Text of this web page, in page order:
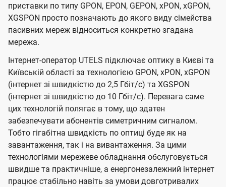
приставки по типу GPON, EPON, GEPON, xPON, xGPON,
XGSPON просто позначають до якого виду сімейства
пасивних мереж відноситься конкретно згадана
мережа.
Інтернет-оператор UTELS підключає оптику в Києві та
Київській області за технологією GPON, xPON, xGPON
(інтернет зі швидкістю до 2,5 Гбіт/с) та XGSPON
(інтернет зі швидкістю до 10 Гбіт/с). Перевага саме
цих технологій полягає в тому, що здатен
забезпечувати абонентів симетричним сигналом.
Тобто гігабітна швидкість по оптиці буде як на
завантаження, так і на вивантаження. За цими
технологіями мережеве обладнання обслуговується
швидше та практичніше, а енергонезалежний інтернет
працює стабільно навіть за умови довготривалих